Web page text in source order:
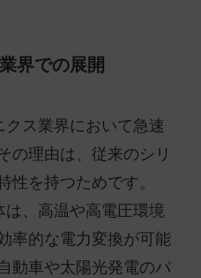
界での展開
ス業界において急速
の理由は、従来のシリ
性を持つためです。
、高温や高電圧環境
率的な電力変換が可能
動車や太陽光発電のパ